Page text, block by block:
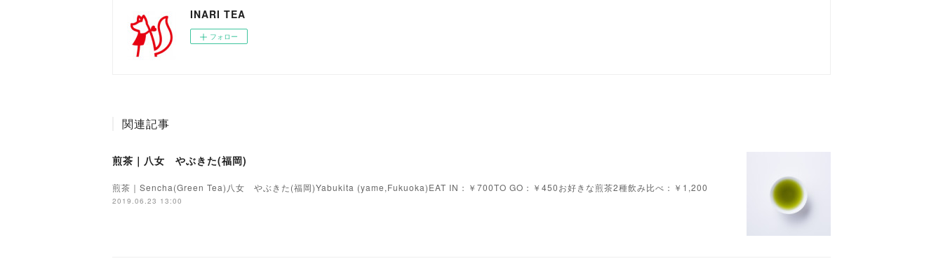
INARI TEA
フォロー
関連記事
煎茶｜八女 やぶきた(福岡)
煎茶｜Sencha(Green Tea)八女 やぶきた(福岡)Yabukita (yame,Fukuoka)EAT IN：￥700TO GO：￥450お好きな煎茶2種飲み比べ：￥1,200
2019.06.23 13:00